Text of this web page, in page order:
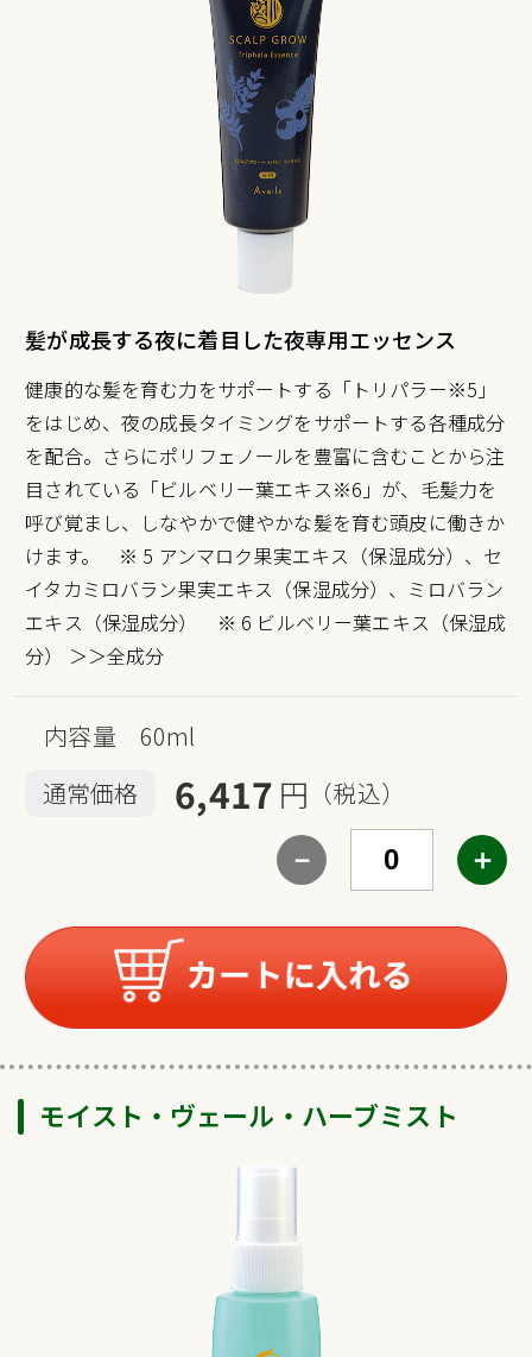
髪が成長する夜に着目した夜専用エッセンス
健康的な髪を育む力をサポートする「トリパラー※5」
をはじめ、夜の成長タイミングをサポートする各種成分
を配合。さらにポリフェノールを豊富に含むことから注
目されている「ビルベリー葉エキス※6」が、毛髪力を
呼び覚まし、しなやかで健やかな髪を育む頭皮に働きか
けます。 ※ 5 アンマロク果実エキス（保湿成分）、セ
イタカミロバラン果実エキス（保湿成分）、ミロバラン
エキス（保湿成分） ※ 6 ビルベリー葉エキス（保湿成
分） ＞＞全成分
内容量 60ml
通常価格
6,417 円 （税込）
－ ＋
モイスト・ヴェール・ハーブミスト